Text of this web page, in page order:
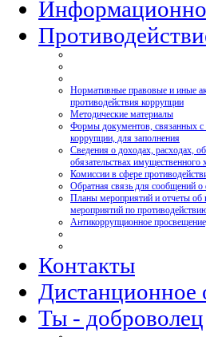
Нормативные правовые и иные
противодействия коррупции
Методические материалы
Формы документов, связанных с
коррупции, для заполнения
Сведения о доходах, расходах,
обязательствах имущественного
Комиссии в сфере
Обратная связь для сообщений о
Планы мероприятий и отчеты об
мероприятий по
Антикоррупционное
Контакты
Дистанционное
Ты - доброволец